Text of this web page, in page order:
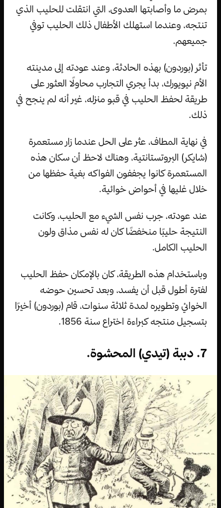
بمرض ما وأصابتها العدوى، التي انتقلت للحليب الذي
تنتجه، وعندما استهلك الأطفال ذلك الحليب توفي
جميعهم.
تأثر (بوردون) بهذه الحادثة، وعند عودته إلى مدينته
الأم نيويورك، بدأ يجري التجارب محاولًا العثور على
طريقة لحفظ الحليب في قبو منزله، غير أنه لم ينجح في
ذلك.
في نهاية المطاف، عثر على الحل عندما زار مستعمرة
(شايكر) البروتستانتية، وهناك لاحظ أن سكان هذه
المستعمرة كانوا يجففون الفواكه بغية حفظها من
خلال غليها في أحواض خوائية.
عند عودته، جرب نفس الشيء مع الحليب، وكانت
النتيجة حليبًا منخفضًا كان له نفس مذاق ولون
الحليب الكامل.
وباستخدام هذه الطريقة، كان بالإمكان حفظ الحليب
لفترة أطول قبل أن يفسد، وبعد تحسين حوضه
الخوائي وتطويره لمدة ثلاثة سنوات، قام (بوردون) أخيرًا
بتسجيل منتجه كبراءة اختراع سنة 1856.
7. دببة (تيدي) المحشوة.